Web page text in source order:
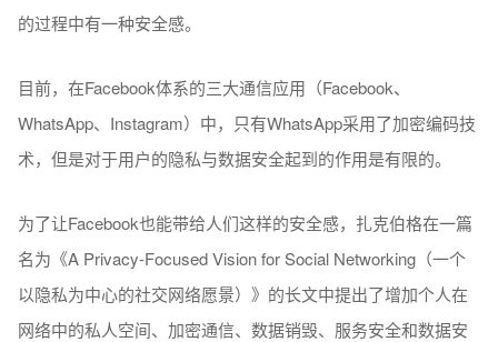
的过程中有一种安全感。
目前，在Facebook体系的三大通信应用（Facebook、
WhatsApp、Instagram）中，只有WhatsApp采用了加密编码技
术，但是对于用户的隐私与数据安全起到的作用是有限的。
为了让Facebook也能带给人们这样的安全感，扎克伯格在一篇
名为《A Privacy-Focused Vision for Social Networking（一个
以隐私为中心的社交网络愿景）》的长文中提出了增加个人在
网络中的私人空间、加密通信、数据销毁、服务安全和数据安